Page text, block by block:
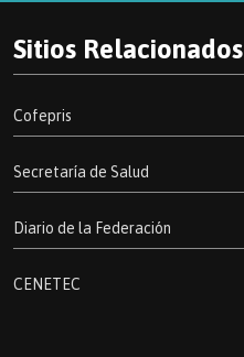
Sitios Relacionados
Cofepris
Secretaría de Salud
Diario de la Federación
CENETEC